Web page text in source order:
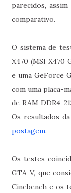
parecidos,
comparativo.
O sistema de
X470 (MSI X470
e uma GeForce
com uma placa-
de RAM DDR4-
Os resultados
postagem.
Os testes
GTA V, que
Cinebench e os